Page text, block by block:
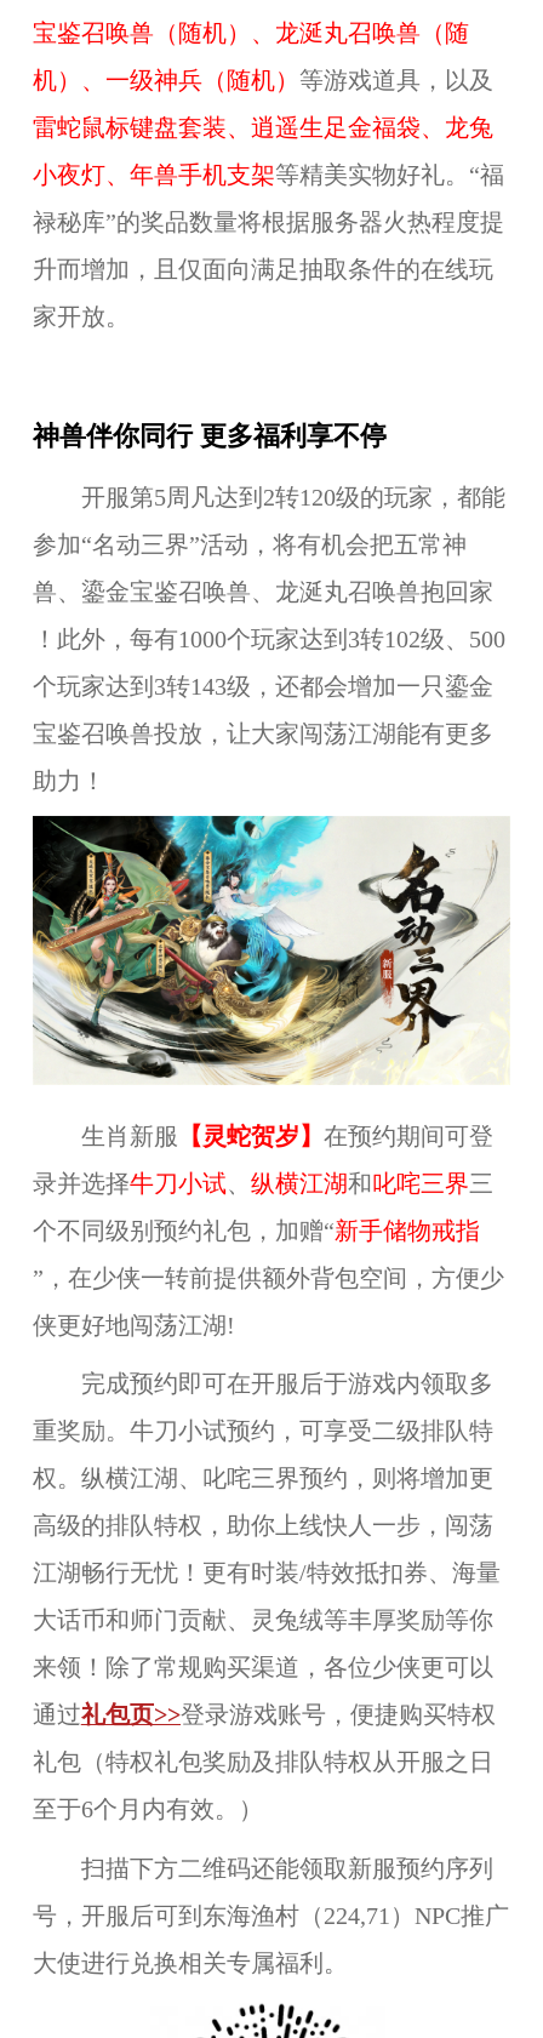
宝鉴召唤兽（随机）、 龙涎丸召唤兽（随
机）、一级神兵（随机） 等游戏道具，以及
雷蛇鼠标键盘套装、 逍遥生足金福袋、龙兔
小夜灯、年兽手机支架等精美实物好礼。“福
禄秘库”的奖品数量将根据服务器火热程度提
升而增加，且仅面向满足抽取条件的在线玩
家开放。
神兽伴你同行 更多福利享不停
开服第5周凡达到2转120级的玩家，都能
参加“名动三界”活动，将有机会把五常神
兽、鎏金宝鉴召唤兽、龙涎丸召唤兽抱回家
！此外，每有1000个玩家达到3转102级、500
个玩家达到3转143级，还都会增加一只鎏金
宝鉴召唤兽投放，让大家闯荡江湖能有更多
助力！
生肖新服 【 灵蛇贺岁】 在预约期间可登
录并选择牛刀小试、 纵横江湖和叱咤三界三
个不同级别预约礼包， 加赠“新手储物戒指
”，在少侠一转前提供额外背包空间，方便少
侠更好地闯荡江湖!
完成预约即可在开服后于游戏内领取多
重奖励。牛刀小试预约，可享受二级排队特
权。纵横江湖、叱咤三界预约，则将增加更
高级的排队特权，助你上线快人一步，闯荡
江湖畅行无忧！更有时装/特效抵扣券、海量
大话币和师门贡献、灵兔绒等丰厚奖励等你
来领！ 除了常规购买渠道，各位少侠更可以
通过礼包页>>登录游戏账号，便捷购买特权
礼包（特权礼包奖励及排队特权从开服之日
至于6个月内有效。）
扫描下方二维码还能领取新服预约序列
号，开服后可到东海渔村（224,71）NPC推广
大使进行兑换相关专属福利。